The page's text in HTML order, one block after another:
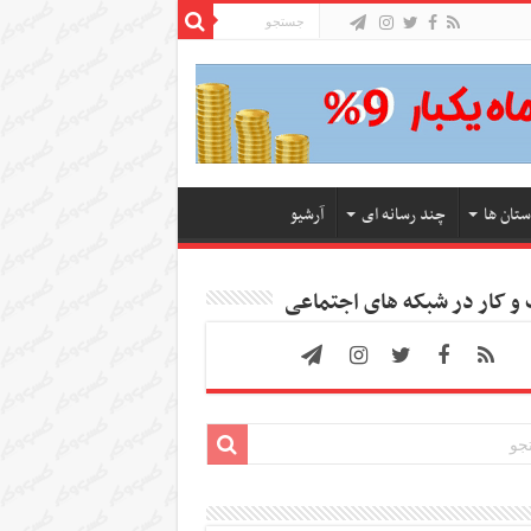
ها چند رسانه ای آرشیو
کار در شبکه های اجتماعی